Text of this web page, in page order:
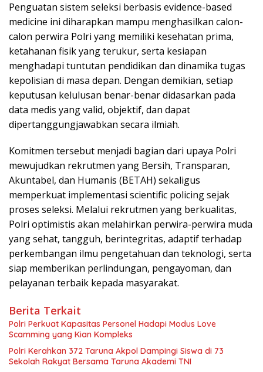
Penguatan sistem seleksi berbasis evidence-based
medicine ini diharapkan mampu menghasilkan calon-
calon perwira Polri yang memiliki kesehatan prima,
ketahanan fisik yang terukur, serta kesiapan
menghadapi tuntutan pendidikan dan dinamika tugas
kepolisian di masa depan. Dengan demikian, setiap
keputusan kelulusan benar-benar didasarkan pada
data medis yang valid, objektif, dan dapat
dipertanggungjawabkan secara ilmiah.
Komitmen tersebut menjadi bagian dari upaya Polri
mewujudkan rekrutmen yang Bersih, Transparan,
Akuntabel, dan Humanis (BETAH) sekaligus
memperkuat implementasi scientific policing sejak
proses seleksi. Melalui rekrutmen yang berkualitas,
Polri optimistis akan melahirkan perwira-perwira muda
yang sehat, tangguh, berintegritas, adaptif terhadap
perkembangan ilmu pengetahuan dan teknologi, serta
siap memberikan perlindungan, pengayoman, dan
pelayanan terbaik kepada masyarakat.
Berita Terkait
Polri Perkuat Kapasitas Personel Hadapi Modus Love
Scamming yang Kian Kompleks
Polri Kerahkan 372 Taruna Akpol Dampingi Siswa di 73
Sekolah Rakyat Bersama Taruna Akademi TNI